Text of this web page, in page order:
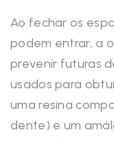
Ao fechar os
podem entrar, a
prevenir futuras
usados para
uma resina
dente) e um